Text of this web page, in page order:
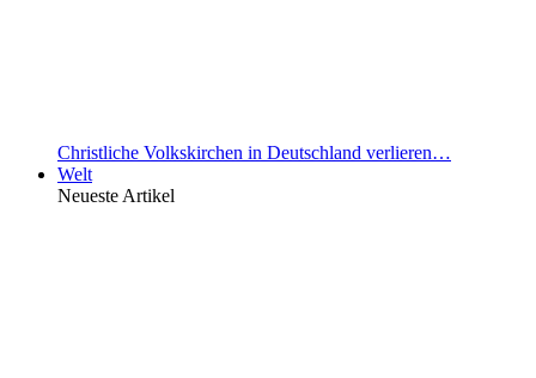
Christliche Volkskirchen in Deutschland verlieren…
Welt
Neueste Artikel